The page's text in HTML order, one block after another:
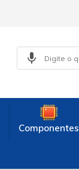
Componentes